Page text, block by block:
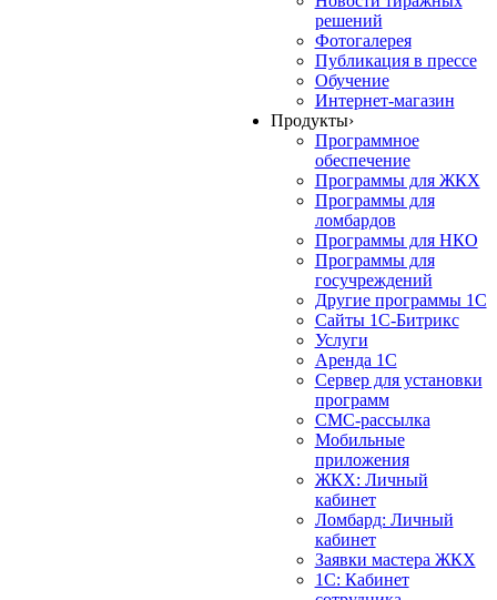
решений
Фотогалерея
Публикация в прессе
Обучение
Интернет-магазин
Продукты›
Программное
обеспечение
Программы для ЖКХ
Программы для
ломбардов
Программы для НКО
Программы для
госучреждений
Другие программы 1С
Сайты 1С-Битрикс
Услуги
Аренда 1С
Сервер для установки
программ
СМС-рассылка
Мобильные
приложения
ЖКХ: Личный
кабинет
Ломбард: Личный
кабинет
Заявки мастера ЖКХ
1С: Кабинет